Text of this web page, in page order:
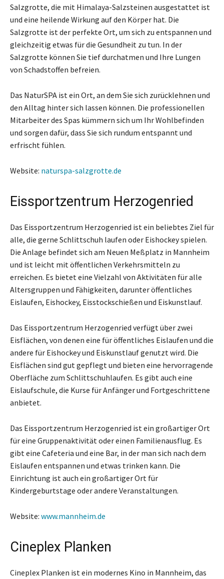
Salzgrotte, die mit Himalaya-Salzsteinen ausgestattet ist
und eine heilende Wirkung auf den Körper hat. Die
Salzgrotte ist der perfekte Ort, um sich zu entspannen und
gleichzeitig etwas für die Gesundheit zu tun. In der
Salzgrotte können Sie tief durchatmen und Ihre Lungen
von Schadstoffen befreien.
Das NaturSPA ist ein Ort, an dem Sie sich zurücklehnen und
den Alltag hinter sich lassen können. Die professionellen
Mitarbeiter des Spas kümmern sich um Ihr Wohlbefinden
und sorgen dafür, dass Sie sich rundum entspannt und
erfrischt fühlen.
Website: naturspa-salzgrotte.de
Eissportzentrum Herzogenried
Das Eissportzentrum Herzogenried ist ein beliebtes Ziel für
alle, die gerne Schlittschuh laufen oder Eishockey spielen.
Die Anlage befindet sich am Neuen Meßplatz in Mannheim
und ist leicht mit öffentlichen Verkehrsmitteln zu
erreichen. Es bietet eine Vielzahl von Aktivitäten für alle
Altersgruppen und Fähigkeiten, darunter öffentliches
Eislaufen, Eishockey, Eisstockschießen und Eiskunstlauf.
Das Eissportzentrum Herzogenried verfügt über zwei
Eisflächen, von denen eine für öffentliches Eislaufen und die
andere für Eishockey und Eiskunstlauf genutzt wird. Die
Eisflächen sind gut gepflegt und bieten eine hervorragende
Oberfläche zum Schlittschuhlaufen. Es gibt auch eine
Eislaufschule, die Kurse für Anfänger und Fortgeschrittene
anbietet.
Das Eissportzentrum Herzogenried ist ein großartiger Ort
für eine Gruppenaktivität oder einen Familienausflug. Es
gibt eine Cafeteria und eine Bar, in der man sich nach dem
Eislaufen entspannen und etwas trinken kann. Die
Einrichtung ist auch ein großartiger Ort für
Kindergeburtstage oder andere Veranstaltungen.
Website: www.mannheim.de
Cineplex Planken
Cineplex Planken ist ein modernes Kino in Mannheim, das